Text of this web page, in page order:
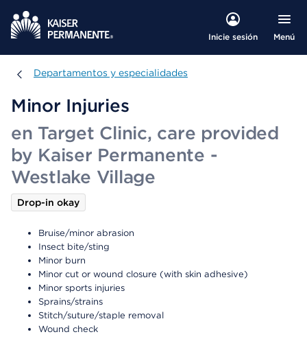
Inicie sesión Menú
Departamentos y especialidades
Departamentos y especialidades
Minor Injuries
en Target Clinic, care provided
by Kaiser Permanente -
Westlake Village
Drop-in okay
Bruise/minor abrasion
Insect bite/sting
Minor burn
Minor cut or wound closure (with skin adhesive)
Minor sports injuries
Sprains/strains
Stitch/suture/staple removal
Wound check